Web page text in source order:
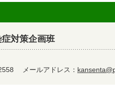
対策企画班
メールアドレス：